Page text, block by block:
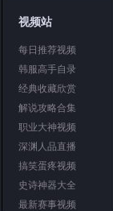
视频站
每日推荐视频
韩服高手自录
经典收藏欣赏
解说攻略合集
职业大神视频
深渊人品直播
搞笑蛋疼视频
史诗神器大全
最新赛事视频